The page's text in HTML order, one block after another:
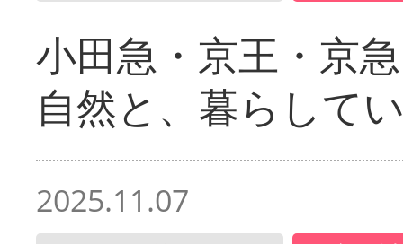
小田急・京王・京
自然と、暮らして
2025.11.07